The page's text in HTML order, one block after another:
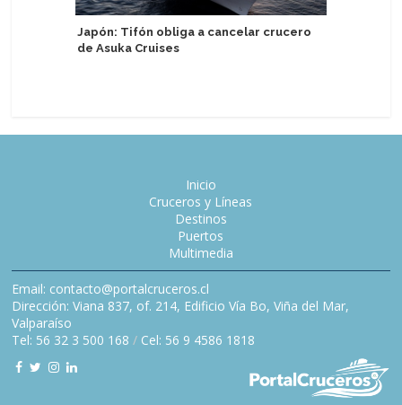
Japón: Tifón obliga a cancelar crucero
de Asuka Cruises
Inicio
Cruceros y Líneas
Destinos
Puertos
Multimedia
Email: contacto@portalcruceros.cl
Dirección: Viana 837, of. 214, Edificio Vía Bo, Viña del Mar,
Valparaíso
Tel: 56 32 3 500 168 / Cel: 56 9 4586 1818